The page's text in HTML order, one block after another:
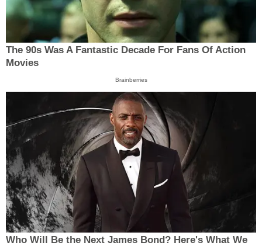
The 90s Was A Fantastic Decade For Fans Of Action
Movies
Brainberries
Who Will Be the Next James Bond? Here's What We